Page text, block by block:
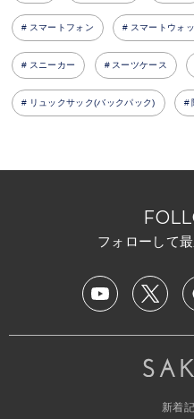
スマートフォン スマートウォ
スニーカー スーツケース
リュックサック(バックパック)
フォローして
新着